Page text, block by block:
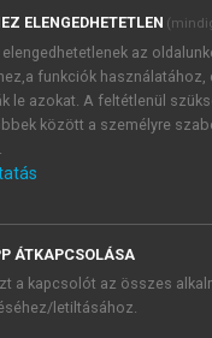
tájékoztatóbanfoglaltakat
feltételeket, valamint a
licencszerződéseiben
és elfogadom.
KIPRÓBÁLOM
ELENGEDHETETLEN
elengedhetetlenek az
funkciók használatához,
le azokat. A feltétlenül
között a személyre
ÁTKAPCSOLÁSA
a kapcsolót az összes
letiltásához.